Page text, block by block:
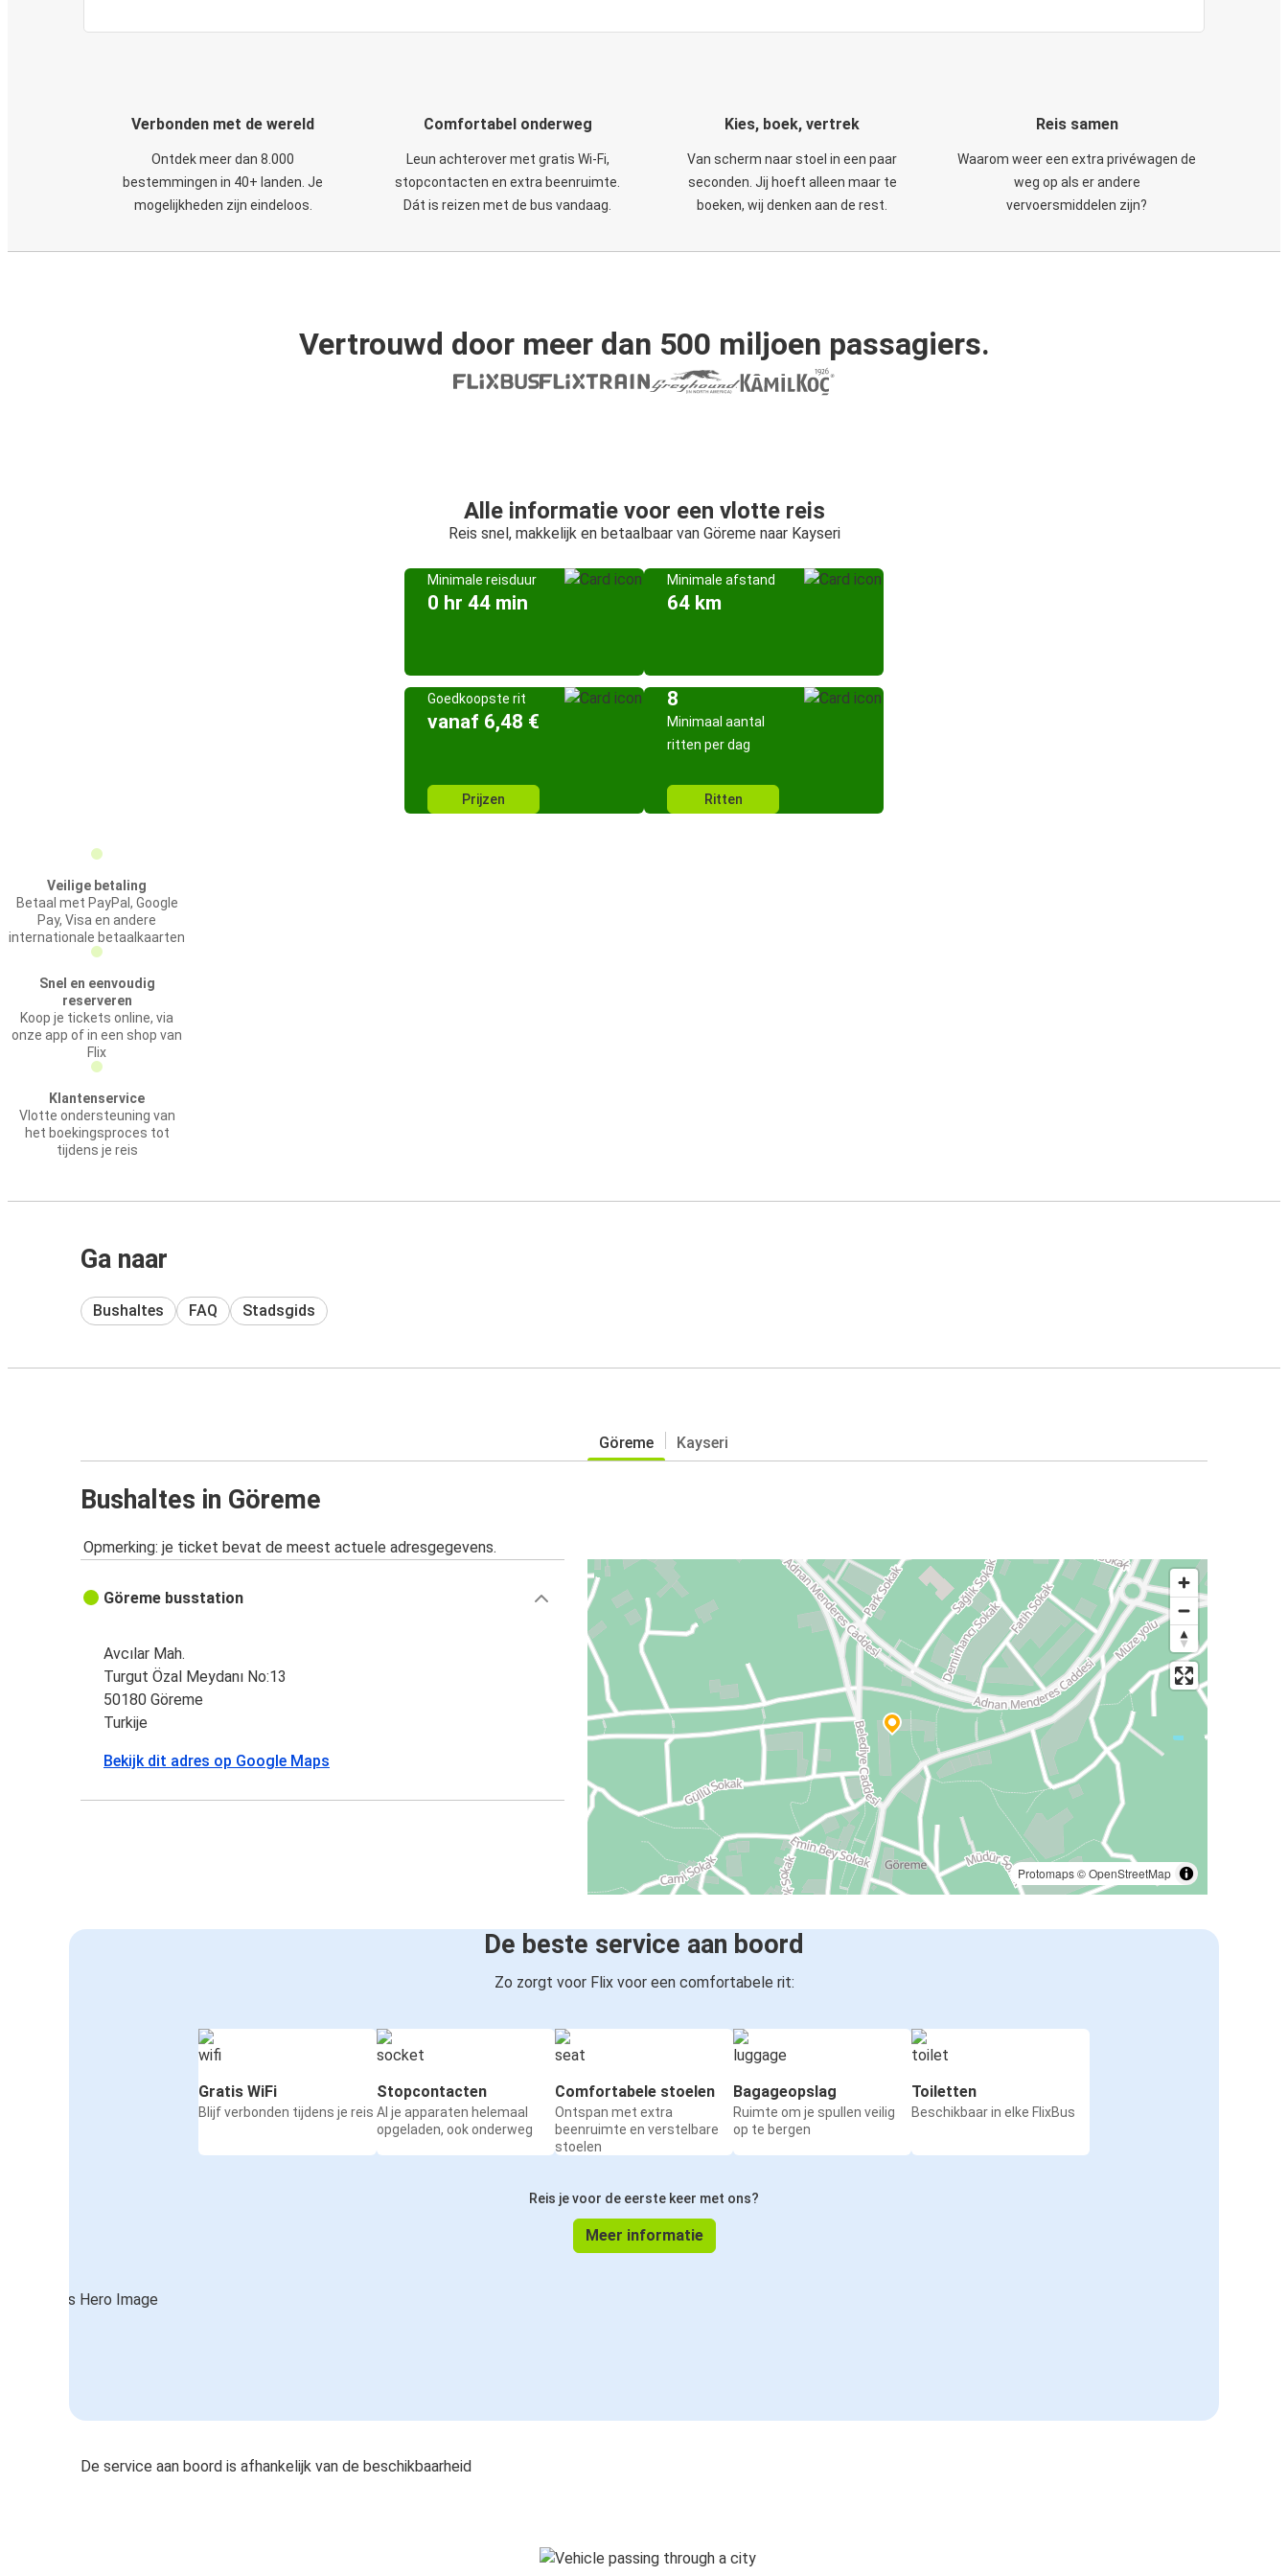
Verbonden met de wereld
Ontdek meer dan 8.000
bestemmingen in 40+ landen. Je
mogelijkheden zijn eindeloos.
Comfortabel onderweg
Leun achterover met gratis Wi-Fi,
stopcontacten en extra beenruimte.
Dát is reizen met de bus vandaag.
Kies, boek, vertrek
Van scherm naar stoel in een paar
seconden. Jij hoeft alleen maar te
boeken, wij denken aan de rest.
Reis samen
Waarom weer een extra privéwagen de
weg op als er andere
vervoersmiddelen zijn?
Vertrouwd door meer dan 500 miljoen passagiers.
Alle informatie voor een vlotte reis
Reis snel, makkelijk en betaalbaar van Göreme naar Kayseri
Minimale reisduur
0 hr 44 min
Minimale afstand
64 km
Goedkoopste rit
vanaf 6,48 €
Prijzen
8
Minimaal aantal
ritten per dag
Ritten
Veilige betaling
Betaal met PayPal, Google
Pay, Visa en andere
internationale betaalkaarten
Snel en eenvoudig
reserveren
Koop je tickets online, via
onze app of in een shop van
Flix
Klantenservice
Vlotte ondersteuning van
het boekingsproces tot
tijdens je reis
Ga naar
Bushaltes FAQ Stadsgids
Göreme Kayseri
Bushaltes in Göreme
Opmerking: je ticket bevat de meest actuele adresgegevens.
Protomaps©OpenStreetMap
Göreme busstation
Avcılar Mah.
Turgut Özal Meydanı No:13
50180 Göreme
Turkije
Bekijk dit adres op Google Maps
De beste service aan boord
Zo zorgt voor Flix voor een comfortabele rit:
Gratis WiFi
Blijf verbonden tijdens je reis
Stopcontacten
Al je apparaten helemaal
opgeladen, ook onderweg
Comfortabele stoelen
Ontspan met extra
beenruimte en verstelbare
stoelen
Bagageopslag
Ruimte om je spullen veilig
op te bergen
Toiletten
Beschikbaar in elke FlixBus
Reis je voor de eerste keer met ons?
Meer informatie
De service aan boord is afhankelijk van de beschikbaarheid